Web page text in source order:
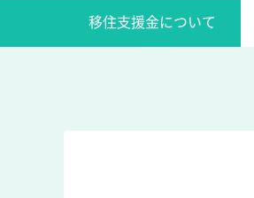
移住支援金について